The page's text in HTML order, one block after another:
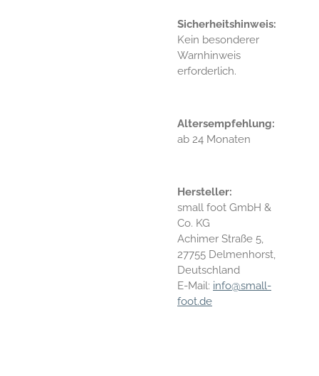
Sicherheitshinweis:
Kein besonderer
Warnhinweis
erforderlich.
Altersempfehlung:
ab 24 Monaten
Hersteller:
small foot GmbH &
Co. KG
Achimer Straße 5,
27755 Delmenhorst,
Deutschland
E-Mail: info@small-
foot.de